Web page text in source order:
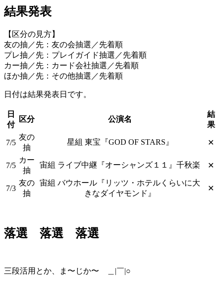
結果発表
【区分の見方】
友の抽／先：友の会抽選／先着順
プレ抽／先：プレイガイド抽選／先着順
カー抽／先：カード会社抽選／先着順
ほか抽／先：その他抽選／先着順
日付は結果発表日です。
日
付
区分 公演名
結
果
7/5
友の
抽
星組 東宝『GOD OF STARS』 ✕
7/5
カー
抽
宙組 ライブ中継『オーシャンズ１１』千秋楽 ✕
7/3
友の
抽
宙組 バウホール『リッツ・ホテルくらいに大
きなダイヤモンド』
✕
落選 落選 落選
三段活用とか、ま〜じか〜 ＿|￣|○